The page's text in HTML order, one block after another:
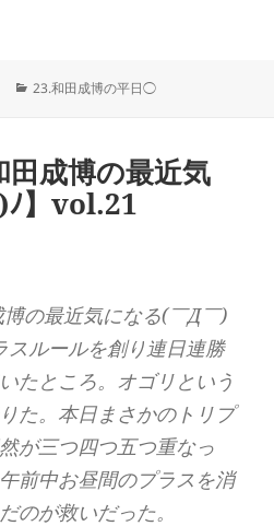
カ
ー
23.和田成博の平日◯
田成博の最近気
ﾉ】vol.21
博の最近気になる(￣Д￣)
スルールを創り連日連勝
たところ。オゴリという
た。本日まさかのトリプ
が三つ四つ五つ重なっ
前中お昼間のプラスを消
のが救いだった。